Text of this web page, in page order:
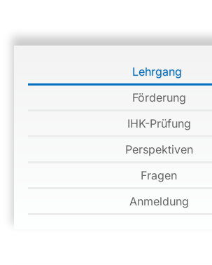
Lehrgang
Förderung
IHK-Prüfung
Perspektiven
Fragen
Anmeldung